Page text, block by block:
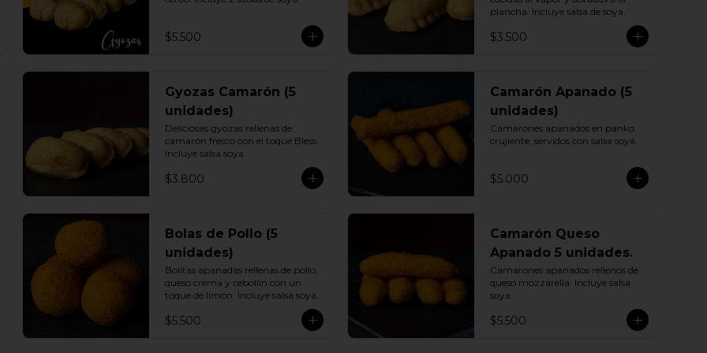
$5.500
plancha. Incluye salsa de soya.
$3.500
Gyozas Camarón (5
unidades)
Deliciosas gyozas rellenas de
camarón fresco con el toque Bless.
Incluye salsa soya.
$3.800
Camarón Apanado (5
unidades)
Camarones apanados en panko
crujiente, servidos con salsa soya.
$5.000
Bolas de Pollo (5
unidades)
Bolitas apanadas rellenas de pollo,
queso crema y cebollín con un
toque de limón. Incluye salsa soya.
$5.500
Camarón Queso
Apanado 5 unidades.
Camarones apanados rellenos de
queso mozzarella. Incluye salsa
soya.
$5.500